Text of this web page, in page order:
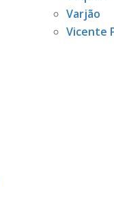
Varjão
Vicente